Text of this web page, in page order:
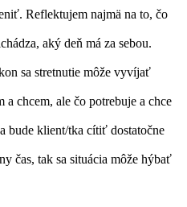
Reflektujem najmä na to, čo
aký deň má za sebou.
sa stretnutie môže vyvíjať
chcem, ale čo potrebuje a chce
bude klient/tka cítiť dostatočne
čas, tak sa situácia môže hýbať